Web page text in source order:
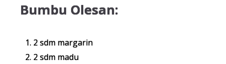
Bumbu Olesan:
2 sdm margarin
2 sdm madu